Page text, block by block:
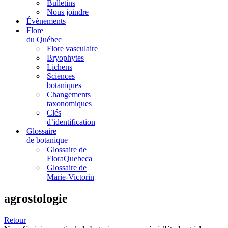
Bulletins
Nous joindre
Évènements
Flore
du Québec
Flore vasculaire
Bryophytes
Lichens
Sciences
botaniques
Changements
taxonomiques
Clés
d’identification
Glossaire
de botanique
Glossaire de
FloraQuebeca
Glossaire de
Marie-Victorin
agrostologie
Retour